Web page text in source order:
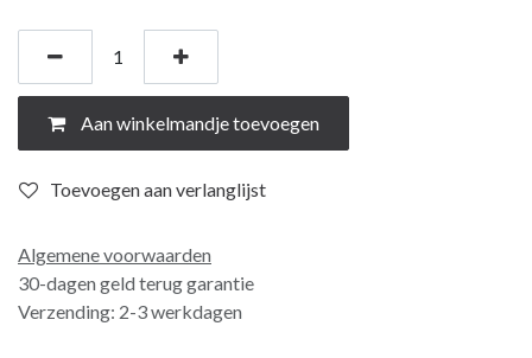
Aan winkelmandje toevoegen
Toevoegen aan verlanglijst
Algemene voorwaarden
30-dagen geld terug garantie
Verzending: 2-3 werkdagen